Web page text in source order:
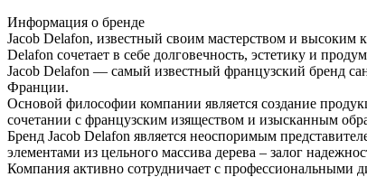
Информация о бренде
Jacob Delafon, известный своим мастерством и высоким
Delafon сочетает в себе долговечность, эстетику и
Jacob Delafon — самый известный французский бренд
Франции.
Основой философии компании является создание
сочетании с французским изяществом и изысканным
Бренд Jacob Delafon является неоспоримым
элементами из цельного массива дерева – залог
Компания активно сотрудничает с профессиональными